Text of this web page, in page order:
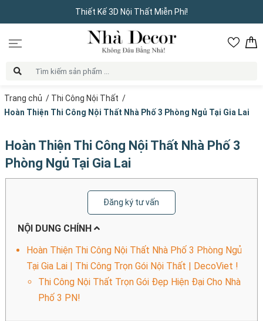
Thiết Kế 3D Nội Thất Miễn Phí!
Trang chủ / Thi Công Nội Thất /
Hoàn Thiện Thi Công Nội Thất Nhà Phố 3 Phòng Ngủ Tại Gia Lai
Hoàn Thiện Thi Công Nội Thất Nhà Phố 3
Phòng Ngủ Tại Gia Lai
Đăng ký tư vấn
NỘI DUNG CHÍNH
Hoàn Thiện Thi Công Nội Thất Nhà Phố 3 Phòng Ngủ
Tại Gia Lai | Thi Công Trọn Gói Nội Thất | DecoViet !
Thi Công Nội Thất Trọn Gói Đẹp Hiện Đại Cho Nhà
Phố 3 PN!